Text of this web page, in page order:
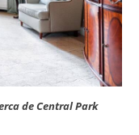
de Central Park